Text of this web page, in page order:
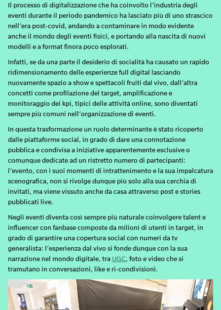
Il processo di digitalizzazione che ha coinvolto l’industria degli
eventi durante il periodo pandemico ha lasciato più di uno strascico
nell’era post-covid, andando a contaminare in modo evidente
anche il mondo degli eventi fisici, e portando alla nascita di nuovi
modelli e a format finora poco esplorati.
Infatti, se da una parte il desiderio di socialità ha causato un rapido
ridimensionamento delle esperienze full digital lasciando
nuovamente spazio a show e spettacoli fruiti dal vivo, dall’altra
concetti come profilazione del target, amplificazione e
monitoraggio dei kpi, tipici delle attività online, sono diventati
sempre più comuni nell’organizzazione di eventi.
In questa trasformazione un ruolo determinante è stato ricoperto
dalle piattaforme social, in grado di dare una connotazione
pubblica e condivisa a iniziative apparentemente esclusive o
comunque dedicate ad un ristretto numero di partecipanti:
l’evento, con i suoi momenti di intrattenimento e la sua impalcatura
scenografica, non si rivolge dunque più solo alla sua cerchia di
invitati, ma viene vissuto anche da casa attraverso post e stories
pubblicati live.
Negli eventi diventa così sempre più naturale coinvolgere talent e
influencer con fanbase composte da milioni di utenti in target, in
grado di garantire una copertura social con numeri da tv
generalista: l’esperienza dal vivo si fonde dunque con la sua
narrazione nel mondo digitale, tra UGC, foto e video che si
tramutano in conversazioni, like e ri-condivisioni.